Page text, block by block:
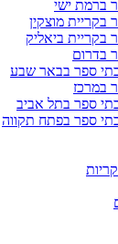
ברמת ישי
בקריית מוצקין
בקריית ביאליק
בדרום
בתי ספר בבאר שבע
במרכז
בתי ספר בתל אביב
בתי ספר בפתח תקווה